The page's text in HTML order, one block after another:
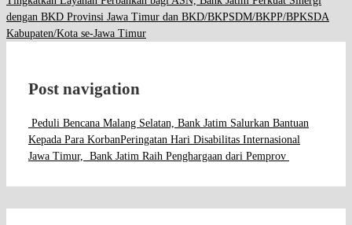
dengan BKD Provinsi Jawa Timur dan BKD/BKPSDM/BKPP/BPKSDA
Kabupaten/Kota se-Jawa Timur
Post navigation
Peduli Bencana Malang Selatan, Bank Jatim Salurkan Bantuan
Kepada Para KorbanPeringatan Hari Disabilitas Internasional
Jawa Timur, Bank Jatim Raih Penghargaan dari Pemprov